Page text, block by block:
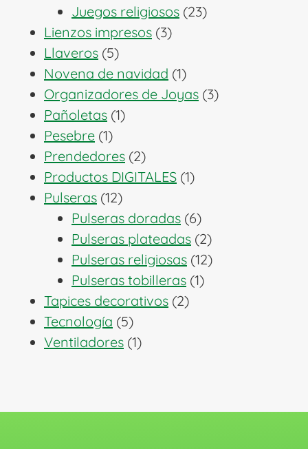
productos
Juegos religiosos 2323
Lienzos impresos 33
Llaveros 55
productos
Novena de navidad 11
producto
Organizadores de Joyas 33
Pañoletas 11
Pesebre 11
producto
Prendedores 22
productos
Productos DIGITALES 11
Pulseras 1212
productos
Pulseras doradas 66
productos
Pulseras plateadas 22
productos
Pulseras religiosas 1212
Pulseras tobilleras 11
Tapices decorativos 22
Tecnología 55
productos
Ventiladores 11